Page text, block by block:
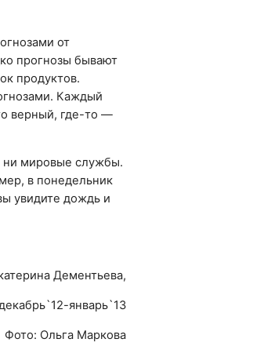
от
прогнозы бывают
продуктов.
Каждый
верный, где-то —
ни мировые службы.
в понедельник
увидите дождь и
Дементьева,
январь`13
Фото: Ольга Маркова